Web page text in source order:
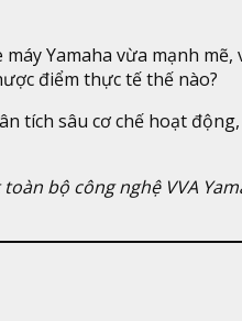
Yamaha vừa mạnh
điểm thực tế thế nào?
tích sâu cơ chế hoạt
bộ công nghệ VVA